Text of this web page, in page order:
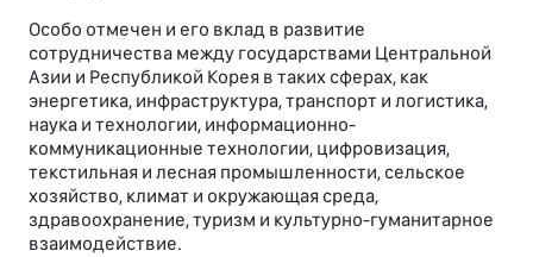
Особо отмечен и его вклад в развитие
сотрудничества между государствами Центральной
Азии и Республикой Корея в таких сферах, как
энергетика, инфраструктура, транспорт и логистика,
наука и технологии, информационно-
коммуникационные технологии, цифровизация,
текстильная и лесная промышленности, сельское
хозяйство, климат и окружающая среда,
здравоохранение, туризм и культурно-гуманитарное
взаимодействие.